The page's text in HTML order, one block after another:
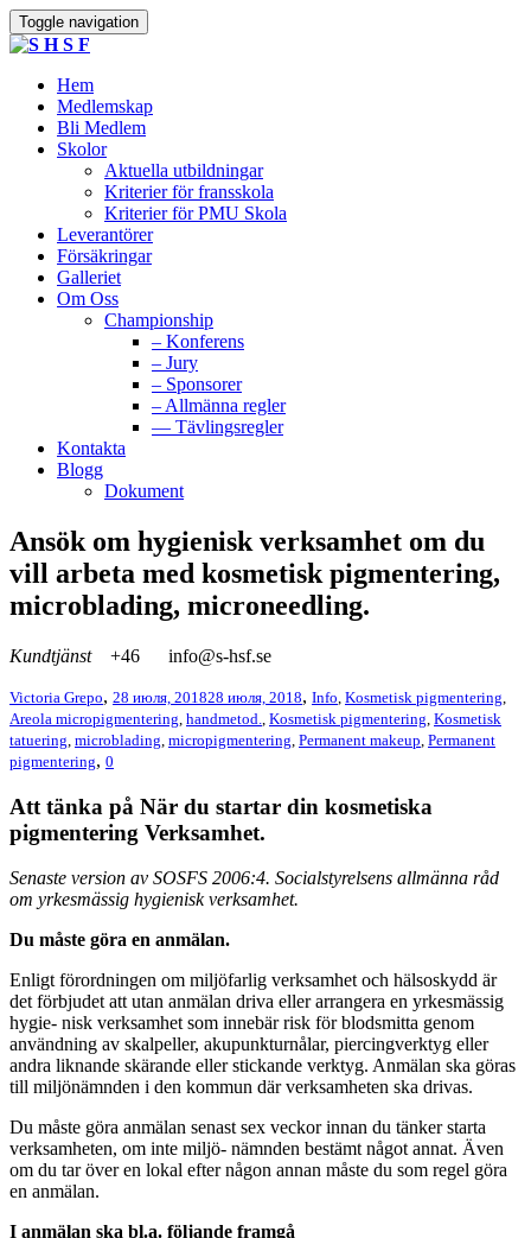
Toggle navigation
Hem
Medlemskap
Bli Medlem
Skolor
Aktuella utbildningar
Kriterier för fransskola
Kriterier för PMU Skola
Leverantörer
Försäkringar
Galleriet
Om Oss
Championship
– Konferens
– Jury
– Sponsorer
– Allmänna regler
— Tävlingsregler
Kontakta
Blogg
Dokument
Ansök om hygienisk verksamhet om du
vill arbeta med kosmetisk pigmentering,
microblading, microneedling.
Kundtjänst +46 info@s-hsf.se
Victoria Grepo, 28 июля, 201828 июля, 2018, Info Kosmetisk pigmentering
Areola micropigmentering handmetod. Kosmetisk pigmentering Kosmetisk
tatuering microblading micropigmentering Permanent makeup Permanent
pigmentering, 0
Att tänka på När du startar din kosmetiska
pigmentering Verksamhet.
Senaste version av SOSFS 2006:4. Socialstyrelsens allmänna råd
om yrkesmässig hygienisk verksamhet.
Du måste göra en anmälan.
Enligt förordningen om miljöfarlig verksamhet och hälsoskydd är
det förbjudet att utan anmälan driva eller arrangera en yrkesmässig
hygie- nisk verksamhet som innebär risk för blodsmitta genom
användning av skalpeller, akupunkturnålar, piercingverktyg eller
andra liknande skärande eller stickande verktyg. Anmälan ska göras
till miljönämnden i den kommun där verksamheten ska drivas.
Du måste göra anmälan senast sex veckor innan du tänker starta
verksamheten, om inte miljö- nämnden bestämt något annat. Även
om du tar över en lokal efter någon annan måste du som regel göra
en anmälan.
I anmälan ska bl.a. följande framgå